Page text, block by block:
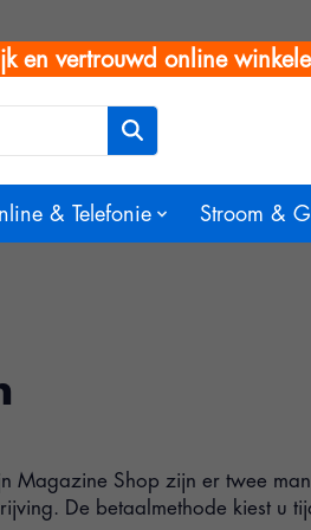
en vertrouwd online
& Telefonie Stroom &
Magazine Shop zijn er twee
De betaalmethode kiest u